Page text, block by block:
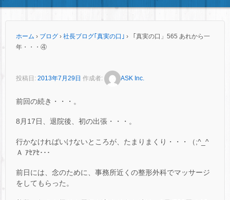
ホーム › ブログ › 社長ブログ｢真実の口｣ ›
「真実の口」565 あれから一
年・・・④
投稿日: 2013年7月29日 作成者: ASK Inc.
前回の続き・・・。
8月17日、退院後、初の出張・・・。
行かなければいけないところが、たまりまくり・・・（;^_^
Ａ ｱｾｱｾ･･･
前日には、念のために、事務所近くの整形外科でマッサージ
をしてもらった。